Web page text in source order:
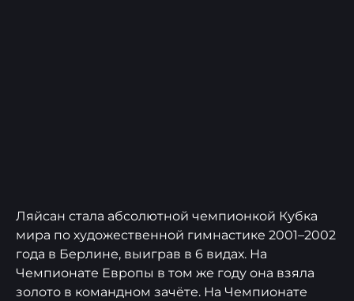
Ляйсан стала абсолютной чемпионкой Кубка
мира по художественной гимнастике 2001–2002
года в Берлине, выиграв в 6 видах. На
Чемпионате Европы в том же году она взяла
золото в командном зачёте. На Чемпионате